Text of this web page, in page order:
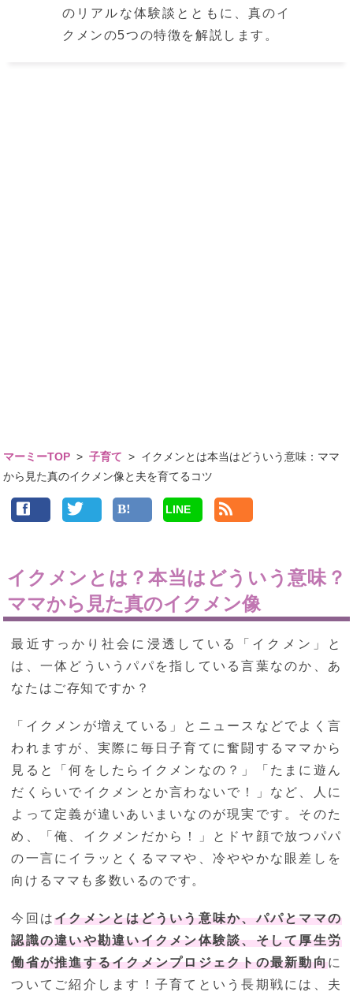
のリアルな体験談とともに、真のイ
クメンの5つの特徴を解説します。
マーミーTOP >子育て > イクメンとは本当はどういう意味：ママ
から見た真のイクメン像と夫を育てるコツ
LINE
イクメンとは？本当はどういう意味？
ママから見た真のイクメン像
最近すっかり社会に浸透している「イクメン」と
は、一体どういうパパを指している言葉なのか、あ
なたはご存知ですか？
「イクメンが増えている」とニュースなどでよく言
われますが、実際に毎日子育てに奮闘するママから
見ると「何をしたらイクメンなの？」「たまに遊ん
だくらいでイクメンとか言わないで！」など、人に
よって定義が違いあいまいなのが現実です。そのた
め、「俺、イクメンだから！」とドヤ顔で放つパパ
の一言にイラッとくるママや、冷ややかな眼差しを
向けるママも多数いるのです。
今回はイクメンとはどういう意味か、パパとママの
認識の違いや勘違いイクメン体験談、そして厚生労
働省が推進するイクメンプロジェクトの最新動向に
ついてご紹介します！子育てという長期戦には、夫